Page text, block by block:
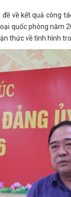
về kết quả công
quốc phòng năm
thức về tình hình